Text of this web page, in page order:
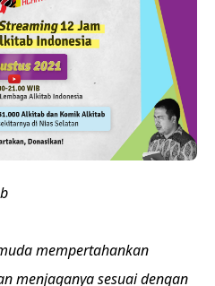
mempertahankan
menjaganya sesuai dengan